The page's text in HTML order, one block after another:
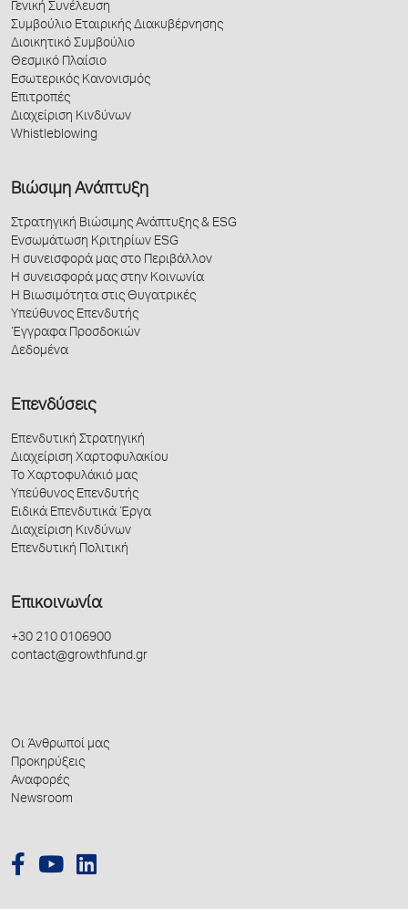
Γενική Συνέλευση
Συμβούλιο Εταιρικής Διακυβέρνησης
Διοικητικό Συμβούλιο
Θεσμικό Πλαίσιο
Εσωτερικός Κανονισμός
Επιτροπές
Διαχείριση Κινδύνων
Whistleblowing
Βιώσιμη Ανάπτυξη
Στρατηγική Βιώσιμης Ανάπτυξης & ESG
Ενσωμάτωση Κριτηρίων ESG
Η συνεισφορά μας στο Περιβάλλον
Η συνεισφορά μας στην Κοινωνία
Η Βιωσιμότητα στις Θυγατρικές
Υπεύθυνος Επενδυτής
Έγγραφα Προσδοκιών
Δεδομένα
Επενδύσεις
Επενδυτική Στρατηγική
Διαχείριση Χαρτοφυλακίου
Το Χαρτοφυλάκιό μας
Υπεύθυνος Επενδυτής
Ειδικά Επενδυτικά Έργα
Διαχείριση Κινδύνων
Επενδυτική Πολιτική
Επικοινωνία
+30 210 0106900
contact@growthfund.gr
Οι Άνθρωποί μας
Προκηρύξεις
Αναφορές
Newsroom